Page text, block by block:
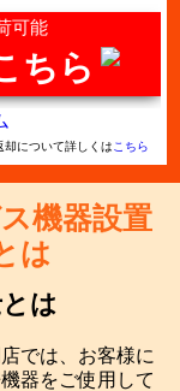
可能
ちら
について詳しくは こちら
機器設置
は
は
では、お客様に
器をご使用して